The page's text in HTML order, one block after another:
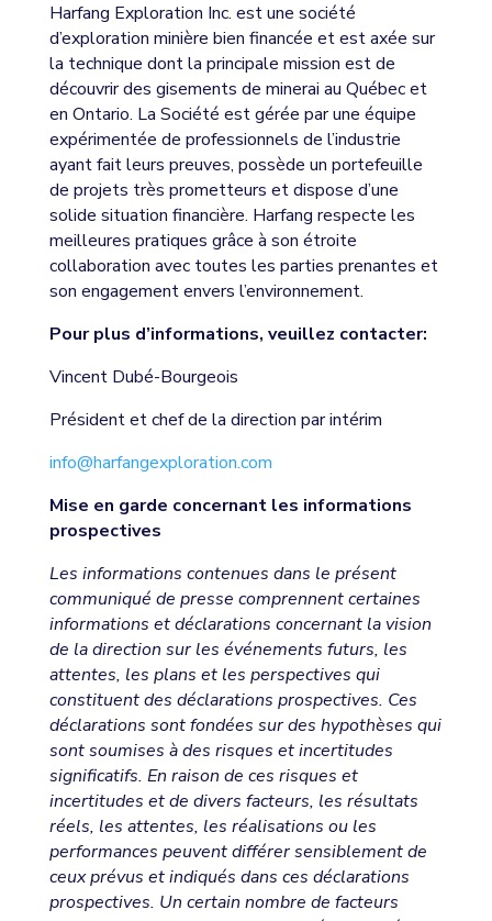
Harfang Exploration Inc. est une société
d’exploration minière bien financée et est axée sur
la technique dont la principale mission est de
découvrir des gisements de minerai au Québec et
en Ontario. La Société est gérée par une équipe
expérimentée de professionnels de l’industrie
ayant fait leurs preuves, possède un portefeuille
de projets très prometteurs et dispose d’une
solide situation financière. Harfang respecte les
meilleures pratiques grâce à son étroite
collaboration avec toutes les parties prenantes et
son engagement envers l’environnement.
Pour plus d’informations, veuillez contacter:
Vincent Dubé-Bourgeois
Président et chef de la direction par intérim
info@harfangexploration.com
Mise en garde concernant les informations
prospectives
Les informations contenues dans le présent
communiqué de presse comprennent certaines
informations et déclarations concernant la vision
de la direction sur les événements futurs, les
attentes, les plans et les perspectives qui
constituent des déclarations prospectives. Ces
déclarations sont fondées sur des hypothèses qui
sont soumises à des risques et incertitudes
significatifs. En raison de ces risques et
incertitudes et de divers facteurs, les résultats
réels, les attentes, les réalisations ou les
performances peuvent différer sensiblement de
ceux prévus et indiqués dans ces déclarations
prospectives. Un certain nombre de facteurs